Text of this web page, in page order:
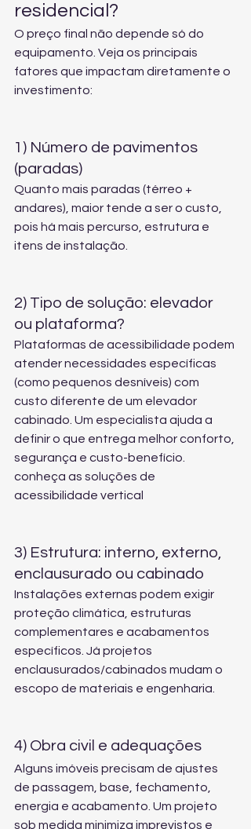
residencial?
O preço final não depende só do
equipamento. Veja os principais
fatores que impactam diretamente o
investimento:
1) Número de pavimentos
(paradas)
Quanto mais paradas (térreo +
andares), maior tende a ser o custo,
pois há mais percurso, estrutura e
itens de instalação.
2) Tipo de solução: elevador
ou plataforma?
Plataformas de acessibilidade podem
atender necessidades específicas
(como pequenos desníveis) com
custo diferente de um elevador
cabinado. Um especialista ajuda a
definir o que entrega melhor conforto,
segurança e custo-benefício.
conheça as soluções de
acessibilidade vertical
3) Estrutura: interno, externo,
enclausurado ou cabinado
Instalações externas podem exigir
proteção climática, estruturas
complementares e acabamentos
específicos. Já projetos
enclausurados/cabinados mudam o
escopo de materiais e engenharia.
4) Obra civil e adequações
Alguns imóveis precisam de ajustes
de passagem, base, fechamento,
energia e acabamento. Um projeto
sob medida minimiza imprevistos e